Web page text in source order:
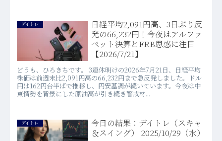
デイトレ
日経平均2,091円高、3日ぶり反
発の66,232円！今夜はアルファ
ベット決算とFRB思惑に注目
【2026/7/21】
どうも、ひろきちです。 3連休明けの2026年7月21日、日経平均
株価は前週末比2,091円高の66,232円まで急反発しました。ドル
円は162円台半ばで推移し、円安基調が続いています。今夜は中
東情勢を背景にした原油高が引き続き警戒材...
デイトレ
今日の結果：デイトレ（スキャ
＆スイング） 2025/10/29（水）